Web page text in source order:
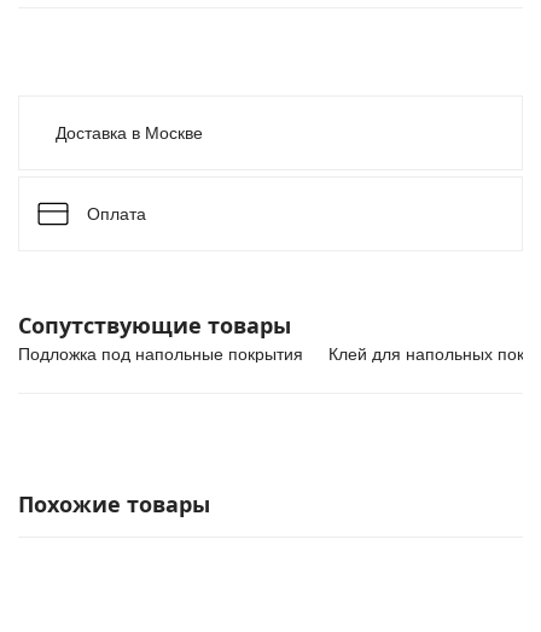
Доставка в Москве
Оплата
Сопутствующие товары
Подложка под напольные покрытия Клей для напольных
Похожие товары